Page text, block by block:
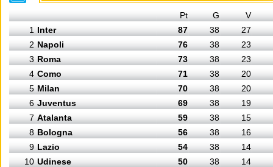
Pt G
V
1 Inter 87 38
27
2 Napoli 76 38
23
3 Roma 73 38
23
4 Como 71 38
20
5 Milan 70 38
20
6 Juventus 69 38
19
7 Atalanta 59 38
15
8 Bologna 56 38
16
9 Lazio 54 38
14
10 Udinese 50 38
14